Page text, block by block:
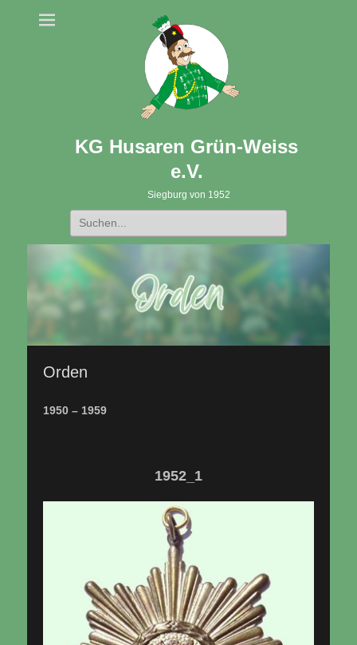
KG Husaren Grün-Weiss
e.V.
Siegburg von 1952
Suche
nach:
Orden
1950 – 1959
1952_1